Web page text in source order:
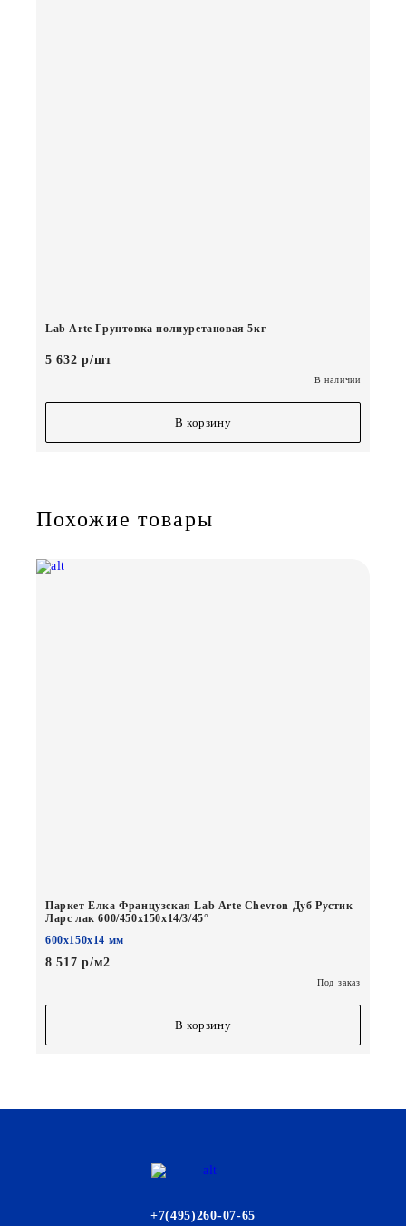
Lab Arte Грунтовка полиуретановая 5кг
5 632 р/шт
В наличии
В корзину
Похожие товары
Паркет Елка Французская Lab Arte Chevron Дуб Рустик
Ларс лак 600/450х150х14/3/45°
600х150х14 мм
8 517 р/м2
Под заказ
В корзину
+7(495)260-07-65